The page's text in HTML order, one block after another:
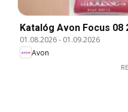
Katalóg Avon Focus 08
01.08.2026- 01.09.2026
Avon